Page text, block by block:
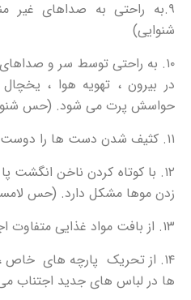
۹.به راحتی به صداهای
شنوایی)
۱۰. به راحتی توسط سر و
در بیرون ، تهویه هوا ،
حواسش پرت می شود. (حس
۱۱. کثیف شدن دست ها را دوست ندارد.(حس لامسه)
۱۲. با کوتاه کردن ناخن انگشت
زدن موها مشکل دارد. (حس
۱۳. از بافت مواد غذایی متفاوت اجتناب می کند. (حس لامسه)
۱۴. از تحریک پارچه های
ها در لباس های جدید اجتناب